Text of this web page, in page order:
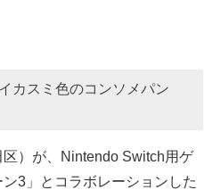
カスミ色のコンソメパン
）が、Nintendo Switch用ゲ
3」とコラボレーションした